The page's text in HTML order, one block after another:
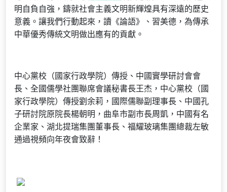
明自負自強，鑄就社會主義文明新輝煌具有深遠的歷史
意義。讓我們行動起來，讀《論語》、習美德，為傳承
中華優秀傳統文明做出應有的貢獻。
中心黨校（國家行政學院）傳授、中國實學研討會會
長、全國儒學社團聯席會議秘書長王杰，中心黨校（國
家行政學院）傳授劉余莉，國際儒聯副理事長、中國孔
子研討院原院長楊朝明，曲阜市副市長周凱，中國有名
企業家、湖北提瑞集團董事長、福耀玻璃集團總裁左敏
通過視頻向年夜會致辭！